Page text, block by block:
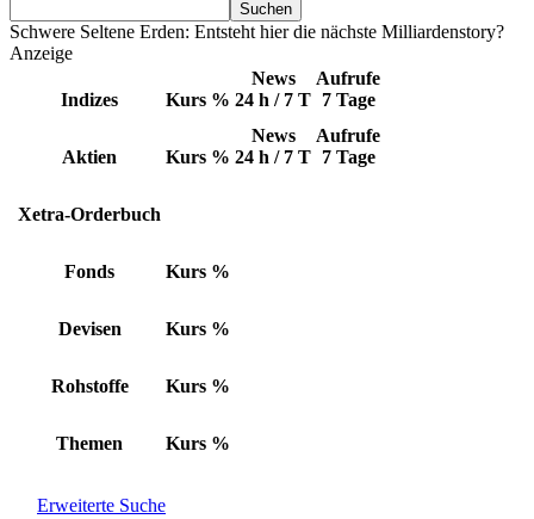
Schwere Seltene Erden: Entsteht hier die nächste Milliardenstory?
Anzeige
Indizes Kurs %
News
24 h / 7 T
Aufrufe
7 Tage
Aktien Kurs %
News
24 h / 7 T
Aufrufe
7 Tage
Xetra-Orderbuch
Fonds Kurs %
Devisen Kurs %
Rohstoffe Kurs %
Themen Kurs %
Erweiterte Suche